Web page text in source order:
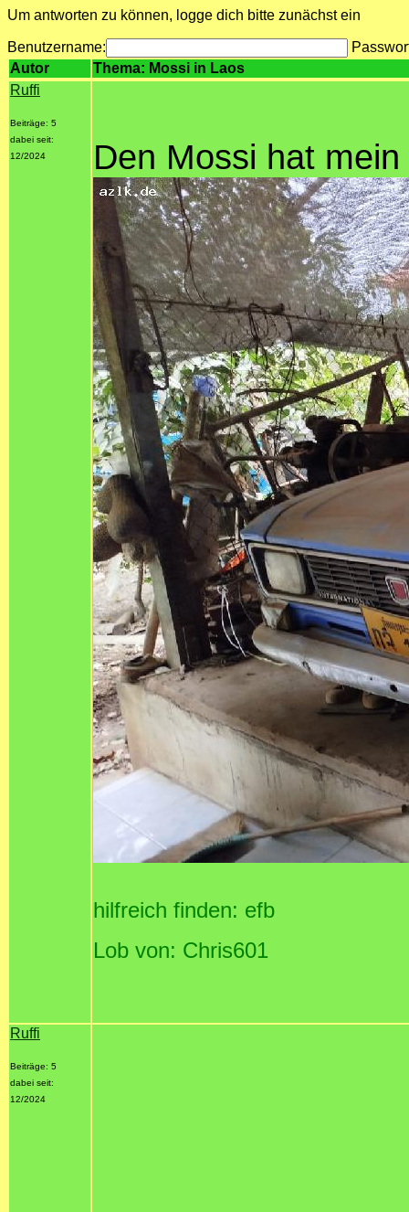
Um antworten zu können, logge dich bitte zunächst ein
Benutzername:
Autor
Thema: Mossi in Laos
Ruffi
Beiträge: 5
dabei seit:
12/2024
Den Mossi hat
hilfreich finden: efb
Lob von: Chris601
Ruffi
Beiträge: 5
dabei seit:
12/2024